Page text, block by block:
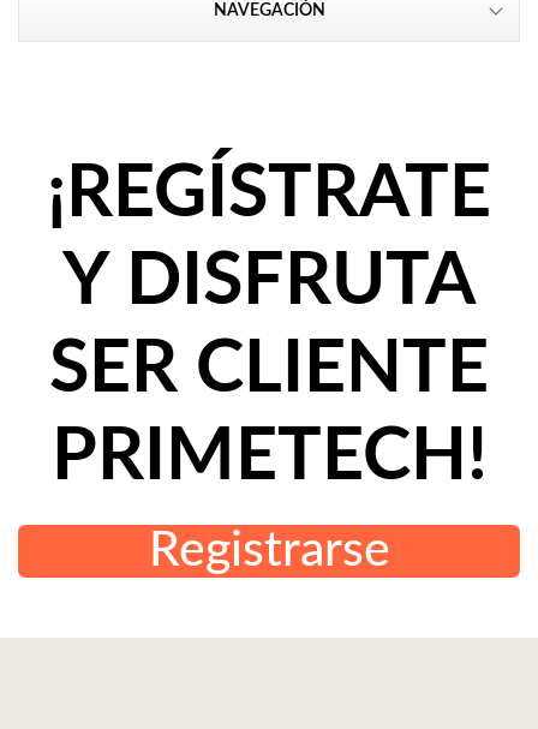
NAVEGACIÓN
¡REGÍSTRATE
Y DISFRUTA
SER CLIENTE
PRIMETECH!
Registrarse